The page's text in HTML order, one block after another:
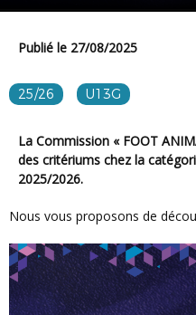
Publié le 27/08/2025
25/26 U13G
La Commission « FOOT ANIMATION » a procédé aux groupes
des critériums chez la
2025/2026.
Nous vous proposons de